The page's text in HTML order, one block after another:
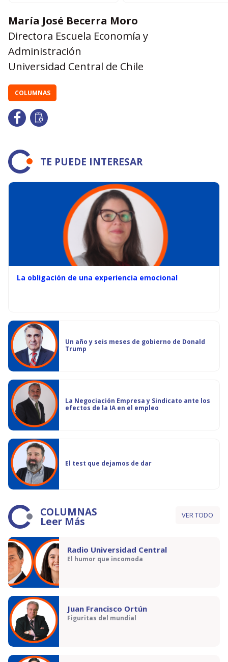
María José Becerra Moro
Directora Escuela Economía y
Administración
Universidad Central de Chile
COLUMNAS
TE PUEDE INTERESAR
La obligación de una experiencia emocional
Un año y seis meses de gobierno de Donald
Trump
La Negociación Empresa y Sindicato ante los
efectos de la IA en el empleo
El test que dejamos de dar
COLUMNAS
Leer Más VER TODO
Radio Universidad Central
El humor que incomoda
Juan Francisco Ortún
Figuritas del mundial